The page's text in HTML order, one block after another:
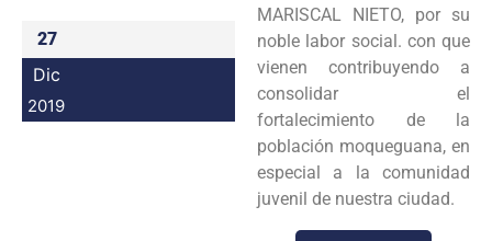
Intranet
27
Dic
2019
MARISCAL NIETO, por su
noble labor social. con que
vienen contribuyendo a
consolidar el
fortalecimiento de la
población moqueguana, en
especial a la comunidad
juvenil de nuestra ciudad.